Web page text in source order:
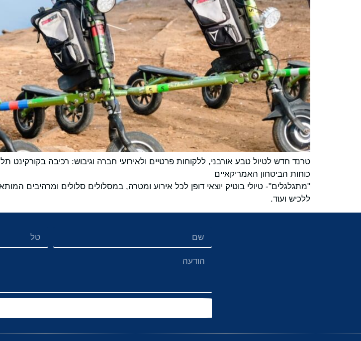
טרנד חדש לטיול טבע אורבני, ללקוחות פרטיים ולאירועי חברה וגיבוש: רכיבה
כוחות הביטחון האמריקאיים
"מתגלגלים"- טיולי בוטיק יוצאי דופן לכל אירוע ומטרה, במסלולים סלולים ומרהיבים
ללכיש ועוד.